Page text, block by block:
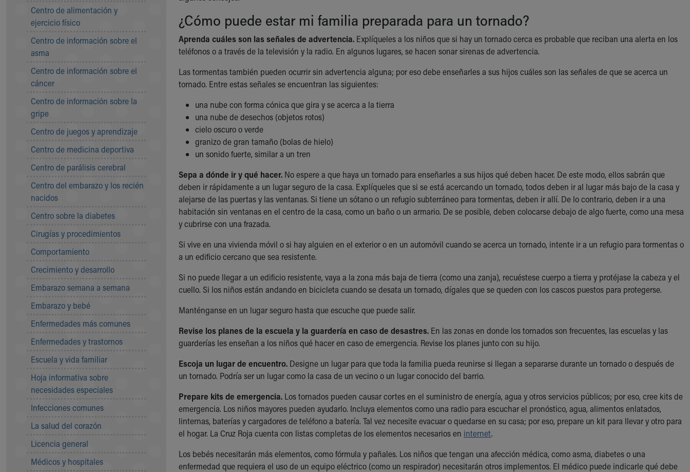
Symptom Checker
Financial Services
Price Estimates
Family Supports
Sports Health Services Provider for Akron Zips
New Parents
Find a Pediatrics Location
MyChart
Make an Appointment
Breastfeeding Medicine
Safe Sleep for Babies
Safe Sleep
Who We Are
Building a Brighter Future
Our Mission, Vision, Promise
Community Mission
Connect With Us
Our Culture of Caring
Our Leadership
Quality and Patient Safety
Unity and Engagement
Women's Board
Our History
Cincinnati Children's
Your Visit
MyChart Telehealth Visits
Doggie Brigade
During Your Visit
Rest Accommodations
Visiting
Centro de alimentación y
ejercicio físico
Centro de información sobre el
asma
Centro de información sobre el
cáncer
Centro de información sobre la
gripe
Centro de juegos y aprendizaje
Centro de medicina deportiva
Centro de parálisis cerebral
Centro del embarazo y los recién
nacidos
Centro sobre la diabetes
Cirugías y procedimientos
Comportamiento
Crecimiento y desarrollo
Embarazo semana a semana
Embarazo y bebé
Enfermedades más comunes
Enfermedades y trastornos
Escuela y vida familiar
Hoja informativa sobre
necesidades especiales
Infecciones comunes
La salud del corazón
Licencia general
Médicos y hospitales
¿Cómo puede estar mi familia preparada para un tornado?
Aprenda cuáles son las señales de advertencia. Explíqueles a los niños que si hay un tornado cerca es probable que reciban una alerta en los
teléfonos o a través de la televisión y la radio. En algunos lugares, se hacen sonar sirenas de advertencia.
Las tormentas también pueden ocurrir sin advertencia alguna; por eso debe enseñarles a sus hijos cuáles son las señales de que se acerca un
tornado. Entre estas señales se encuentran las siguientes:
una nube con forma cónica que gira y se acerca a la tierra
una nube de desechos (objetos rotos)
cielo oscuro o verde
granizo de gran tamaño (bolas de hielo)
un sonido fuerte, similar a un tren
Sepa a dónde ir y qué hacer. No espere a que haya un tornado para enseñarles a sus hijos qué deben hacer. De este modo, ellos sabrán que
deben ir rápidamente a un lugar seguro de la casa. Explíqueles que si se está acercando un tornado, todos deben ir al lugar más bajo de la casa y
alejarse de las puertas y las ventanas. Si tiene un sótano o un refugio subterráneo para tormentas, deben ir allí. De lo contrario, deben ir a una
habitación sin ventanas en el centro de la casa, como un baño o un armario. De se posible, deben colocarse debajo de algo fuerte, como una mesa
y cubrirse con una frazada.
Si vive en una vivienda móvil o si hay alguien en el exterior o en un automóvil cuando se acerca un tornado, intente ir a un refugio para tormentas o
a un edificio cercano que sea resistente.
Si no puede llegar a un edificio resistente, vaya a la zona más baja de tierra (como una zanja), recuéstese cuerpo a tierra y protéjase la cabeza y el
cuello. Si los niños están andando en bicicleta cuando se desata un tornado, dígales que se queden con los cascos puestos para protegerse.
Manténganse en un lugar seguro hasta que escuche que puede salir.
Revise los planes de la escuela y la guardería en caso de desastres. En las zonas en donde los tornados son frecuentes, las escuelas y las
guarderías les enseñan a los niños qué hacer en caso de emergencia. Revise los planes junto con su hijo.
Escoja un lugar de encuentro. Designe un lugar para que toda la familia pueda reunirse si llegan a separarse durante un tornado o después de
un tornado. Podría ser un lugar como la casa de un vecino o un lugar conocido del barrio.
Prepare kits de emergencia. Los tornados pueden causar cortes en el suministro de energía, agua y otros servicios públicos; por eso, cree kits de
emergencia. Los niños mayores pueden ayudarlo. Incluya elementos como una radio para escuchar el pronóstico, agua, alimentos enlatados,
linternas, baterías y cargadores de teléfono a batería. Tal vez necesite evacuar o quedarse en su casa; por eso, prepare un kit para llevar y otro para
el hogar. La Cruz Roja cuenta con listas completas de los elementos necesarios en internet.
Los bebés necesitarán más elementos, como fórmula y pañales. Los niños que tengan una afección médica, como asma, diabetes o una
enfermedad que requiera el uso de un equipo eléctrico (como un respirador) necesitarán otros implementos. El médico puede indicarle qué debe